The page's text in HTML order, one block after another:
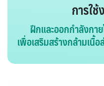
การใ
ฝึกและออกกำลังกา
เพื่อเสริมสร้างกล้ามเนื้